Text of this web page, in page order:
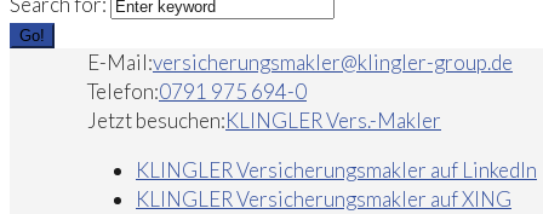
Go!
E-Mail:versicherungsmakler@klingler-group.de
Telefon:0791 975 694-0
Jetzt besuchen:KLINGLER Vers.-Makler
KLINGLER Versicherungsmakler auf LinkedIn
KLINGLER Versicherungsmakler auf XING